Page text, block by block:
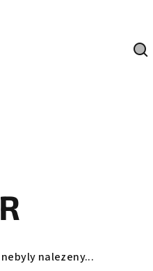
nebyly nalezeny...